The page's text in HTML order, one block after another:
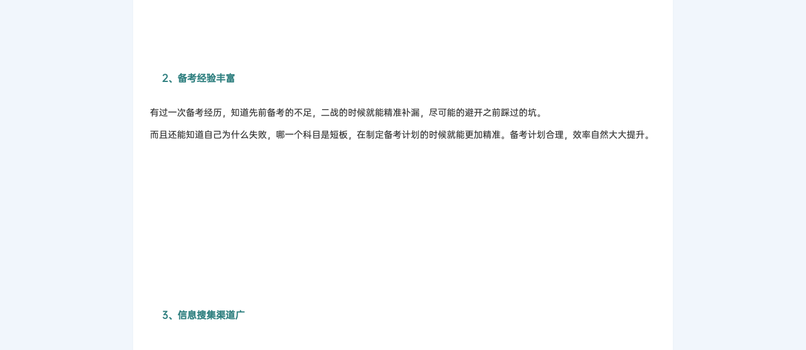
2、备考经验丰富
有过一次备考经历，知道先前备考的不足，二战的时候就能精准补漏，尽可能的避开之前踩过的坑。
而且还能知道自己为什么失败，哪一个科目是短板，在制定备考计划的时候就能更加精准。备考计划合理，效率自然大大提升。
3、信息搜集渠道广